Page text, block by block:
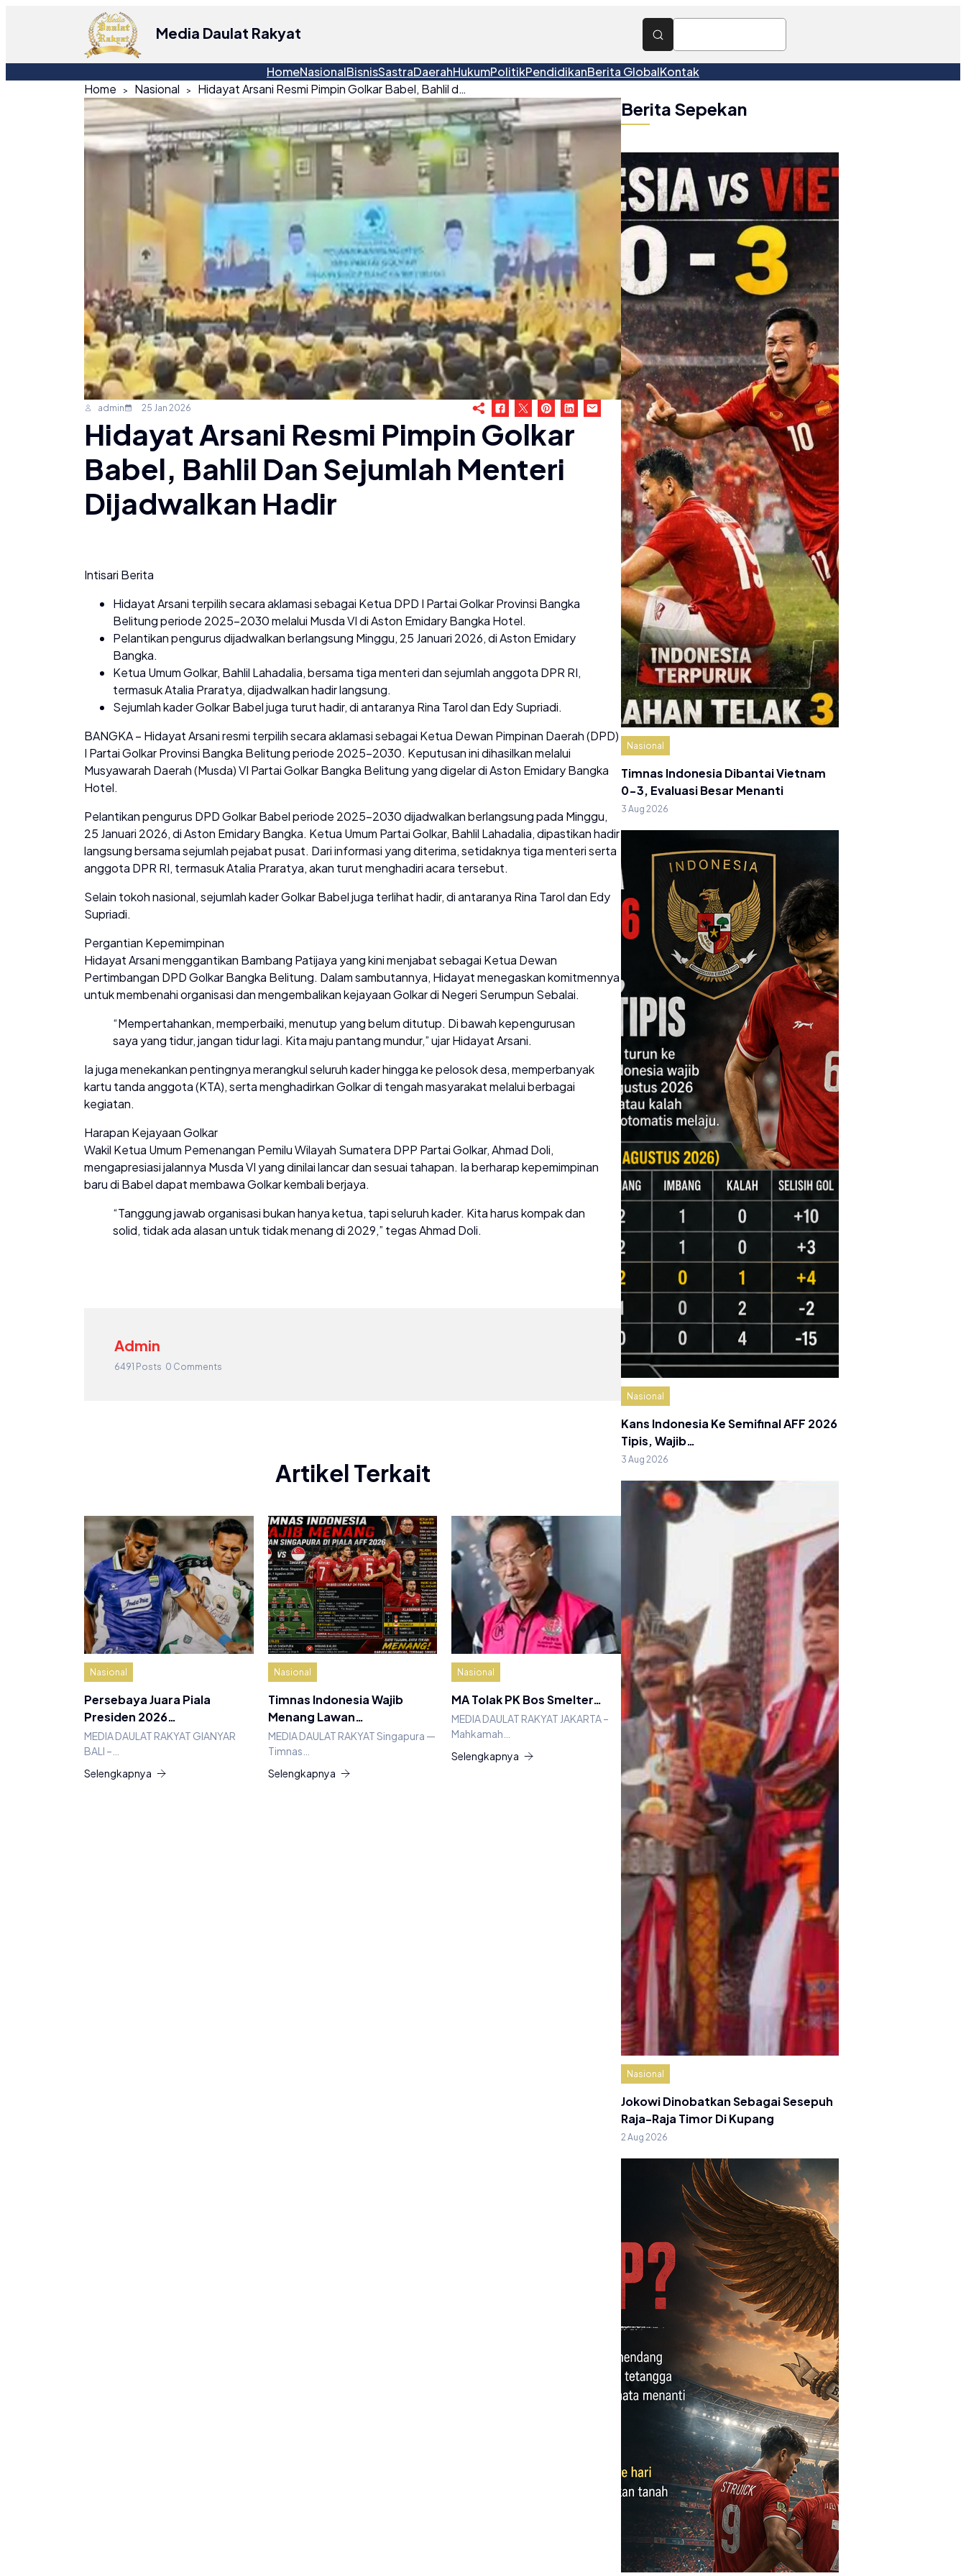
Media Daulat Rakyat
HomeNasionalBisnisSastraDaerahHukumPolitikPendidikanBerita GlobalKontak
Home
Nasional Hidayat Arsani Resmi Pimpin Golkar Babel, Bahlil dan Sejumlah Menteri Dijadwalkan Hadir
admin 25 Jan 2026
Hidayat Arsani Resmi Pimpin Golkar
Babel, Bahlil Dan Sejumlah Menteri
Dijadwalkan Hadir
Intisari Berita
Hidayat Arsani terpilih secara aklamasi sebagai Ketua DPD I Partai Golkar Provinsi Bangka
Belitung periode 2025–2030 melalui Musda VI di Aston Emidary Bangka Hotel.
Pelantikan pengurus dijadwalkan berlangsung Minggu, 25 Januari 2026, di Aston Emidary
Bangka.
Ketua Umum Golkar, Bahlil Lahadalia, bersama tiga menteri dan sejumlah anggota DPR RI,
termasuk Atalia Praratya, dijadwalkan hadir langsung.
Sejumlah kader Golkar Babel juga turut hadir, di antaranya Rina Tarol dan Edy Supriadi.
BANGKA – Hidayat Arsani resmi terpilih secara aklamasi sebagai Ketua Dewan Pimpinan Daerah (DPD)
I Partai Golkar Provinsi Bangka Belitung periode 2025–2030. Keputusan ini dihasilkan melalui
Musyawarah Daerah (Musda) VI Partai Golkar Bangka Belitung yang digelar di Aston Emidary Bangka
Hotel.
Pelantikan pengurus DPD Golkar Babel periode 2025–2030 dijadwalkan berlangsung pada Minggu,
25 Januari 2026, di Aston Emidary Bangka. Ketua Umum Partai Golkar, Bahlil Lahadalia, dipastikan hadir
langsung bersama sejumlah pejabat pusat. Dari informasi yang diterima, setidaknya tiga menteri serta
anggota DPR RI, termasuk Atalia Praratya, akan turut menghadiri acara tersebut.
Selain tokoh nasional, sejumlah kader Golkar Babel juga terlihat hadir, di antaranya Rina Tarol dan Edy
Supriadi.
Pergantian Kepemimpinan
Hidayat Arsani menggantikan Bambang Patijaya yang kini menjabat sebagai Ketua Dewan
Pertimbangan DPD Golkar Bangka Belitung. Dalam sambutannya, Hidayat menegaskan komitmennya
untuk membenahi organisasi dan mengembalikan kejayaan Golkar di Negeri Serumpun Sebalai.
“Mempertahankan, memperbaiki, menutup yang belum ditutup. Di bawah kepengurusan
saya yang tidur, jangan tidur lagi. Kita maju pantang mundur,” ujar Hidayat Arsani.
Ia juga menekankan pentingnya merangkul seluruh kader hingga ke pelosok desa, memperbanyak
kartu tanda anggota (KTA), serta menghadirkan Golkar di tengah masyarakat melalui berbagai
kegiatan.
Harapan Kejayaan Golkar
Wakil Ketua Umum Pemenangan Pemilu Wilayah Sumatera DPP Partai Golkar, Ahmad Doli,
mengapresiasi jalannya Musda VI yang dinilai lancar dan sesuai tahapan. Ia berharap kepemimpinan
baru di Babel dapat membawa Golkar kembali berjaya.
“Tanggung jawab organisasi bukan hanya ketua, tapi seluruh kader. Kita harus kompak dan
solid, tidak ada alasan untuk tidak menang di 2029,” tegas Ahmad Doli.
Admin
6491 Posts 0 Comments
Artikel Terkait
Nasional
Persebaya Juara Piala
Presiden 2026…
MEDIA DAULAT RAKYAT GIANYAR
BALI –…
Selengkapnya
Nasional
Timnas Indonesia Wajib
Menang Lawan…
MEDIA DAULAT RAKYAT Singapura —
Timnas…
Selengkapnya
Nasional
MA Tolak PK Bos Smelter…
MEDIA DAULAT RAKYAT JAKARTA –
Mahkamah…
Selengkapnya
Berita Sepekan
Nasional
Timnas Indonesia Dibantai Vietnam
0-3, Evaluasi Besar Menanti
3 Aug 2026
Nasional
Kans Indonesia Ke Semifinal AFF 2026
Tipis, Wajib…
3 Aug 2026
Nasional
Jokowi Dinobatkan Sebagai Sesepuh
Raja-Raja Timor Di Kupang
2 Aug 2026